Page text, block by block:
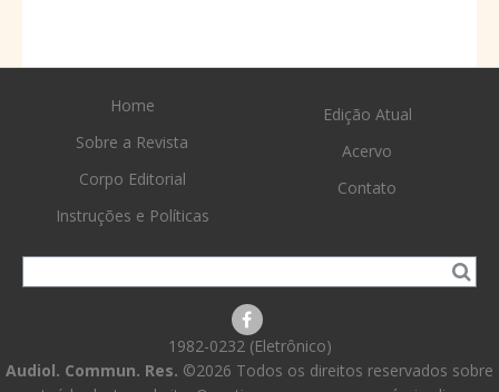
Home
Sobre a Revista
Corpo Editorial
Instruções e Políticas
Edição Atual
Acervo
Contato
1982-0232 (Eletrônico)
Audiol. Commun. Res. ©2026 Todos os direitos reservados sobre